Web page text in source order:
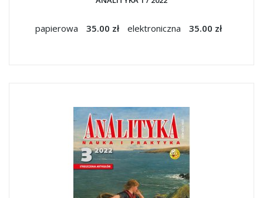
papierowa 35.00 zł elektroniczna 35.00 zł